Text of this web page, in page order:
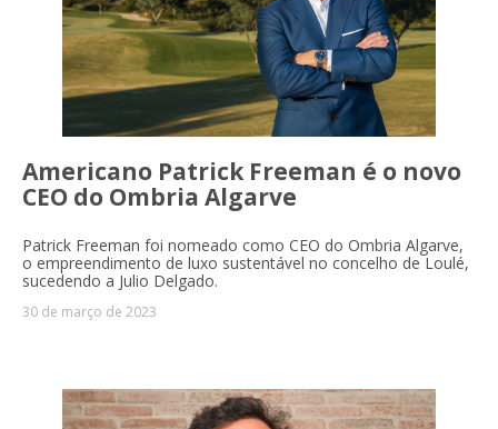
Americano Patrick Freeman é o novo
CEO do Ombria Algarve
Patrick Freeman foi nomeado como CEO do Ombria Algarve,
o empreendimento de luxo sustentável no concelho de Loulé,
sucedendo a Julio Delgado.
30 de março de 2023